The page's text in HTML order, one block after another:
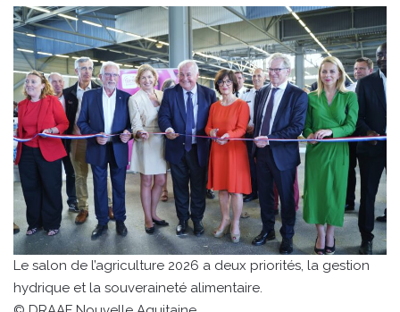
Le salon de l’agriculture 2026 a deux priorités, la gestion
hydrique et la souveraineté alimentaire.